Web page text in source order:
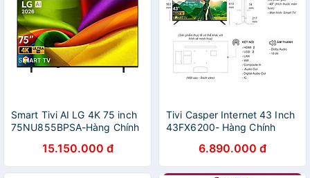
Smart Tivi AI LG 4K 75 inch
75NU855BPSA-Hàng Chính
15.150.000 đ
Tivi Casper Internet 43 Inch
43FX6200- Hàng Chính
6.890.000 đ